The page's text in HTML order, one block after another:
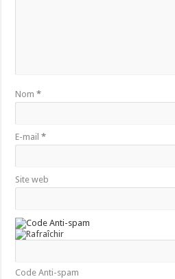
Nom*
E-mail*
Site web
Code Anti-spam